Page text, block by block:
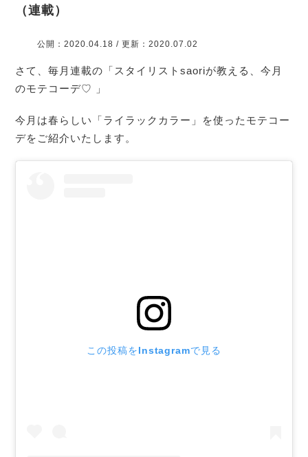
（連載）
公開：2020.04.18 / 更新： 2020.07.02
さて、毎月連載の「スタイリストsaoriが教える、今月
のモテコーデ♡ 」
今月は春らしい「ライラックカラー」を使ったモテコー
デをご紹介いたします。
この投稿をInstagramで見る